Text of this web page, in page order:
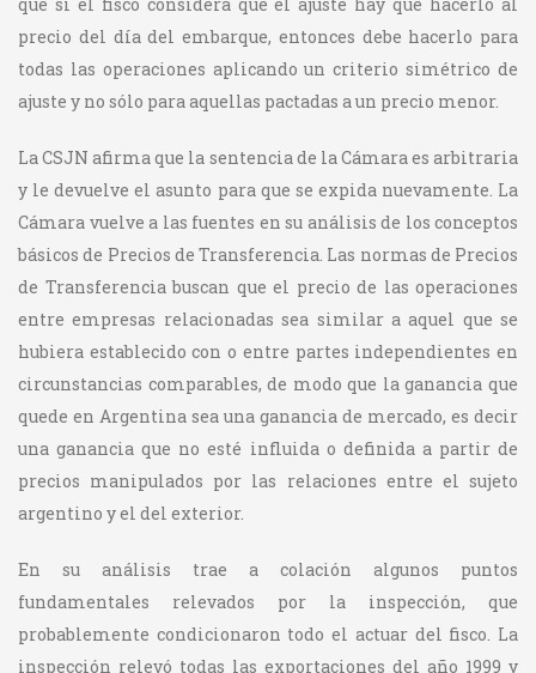
precio del día del embarque, entonces debe hacerlo para
todas las operaciones aplicando un criterio simétrico de
ajuste y no sólo para aquellas pactadas a un precio menor.
La CSJN afirma que la sentencia de la Cámara es arbitraria
y le devuelve el asunto para que se expida nuevamente. La
Cámara vuelve a las fuentes en su análisis de los conceptos
básicos de Precios de Transferencia. Las normas de Precios
de Transferencia buscan que el precio de las operaciones
entre empresas relacionadas sea similar a aquel que se
hubiera establecido con o entre partes independientes en
circunstancias comparables, de modo que la ganancia que
quede en Argentina sea una ganancia de mercado, es decir
una ganancia que no esté influida o definida a partir de
precios manipulados por las relaciones entre el sujeto
argentino y el del exterior.
En su análisis trae a colación algunos puntos
fundamentales relevados por la inspección, que
probablemente condicionaron todo el actuar del fisco. La
inspección relevó todas las exportaciones del año 1999 y